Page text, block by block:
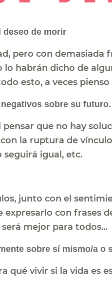
deseo de morir
pero con demasiada
habrán dicho de
esto, a veces
sobre su futuro.
pensar que no hay
la ruptura de
seguirá igual, etc.
junto con el
expresarlo con frases
mejor para todos...
sobre sí mismo/a o
qué vivir si la vida es